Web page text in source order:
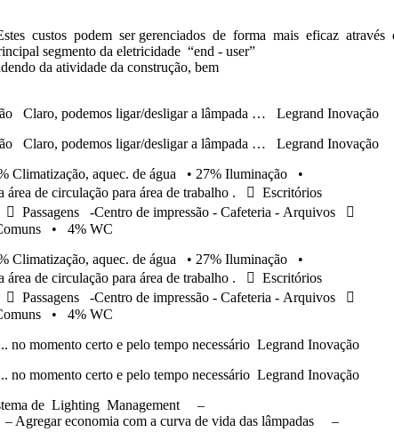
custos podem ser gerenciados de forma mais eficaz
segmento da eletricidade “end - user”
da atividade da construção, bem
podemos ligar/desligar a lâmpada … Legrand Inovação
podemos ligar/desligar a lâmpada … Legrand Inovação
aquec. de água • 27% Iluminação •
de circulação para área de trabalho .  Escritórios
Passagens -Centro de impressão - Cafeteria - Arquivos 
• 4% WC
aquec. de água • 27% Iluminação •
de circulação para área de trabalho .  Escritórios
Passagens -Centro de impressão - Cafeteria - Arquivos 
• 4% WC
certo e pelo tempo necessário Legrand Inovação
certo e pelo tempo necessário Legrand Inovação
de Lighting Management –
Agregar economia com a curva de vida das lâmpadas –